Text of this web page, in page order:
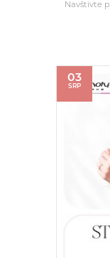
Navštivte
03
SRP